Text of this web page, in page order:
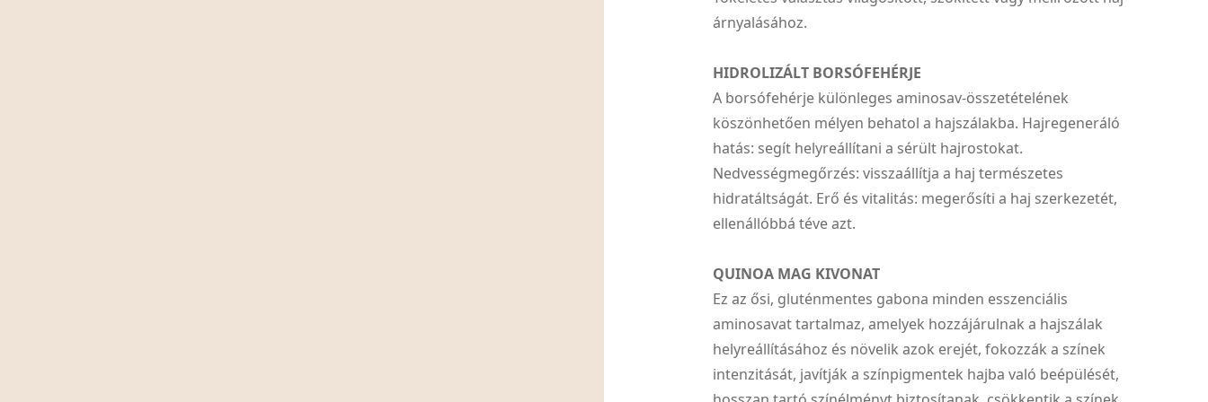
árnyalásához.
HIDROLIZÁLT BORSÓFEHÉRJE
A borsófehérje különleges aminosav-összetételének
köszönhetően mélyen behatol a hajszálakba. Hajregeneráló
hatás: segít helyreállítani a sérült hajrostokat.
Nedvességmegőrzés: visszaállítja a haj természetes
hidratáltságát. Erő és vitalitás: megerősíti a haj szerkezetét,
ellenállóbbá téve azt.
QUINOA MAG KIVONAT
Ez az ősi, gluténmentes gabona minden esszenciális
aminosavat tartalmaz, amelyek hozzájárulnak a hajszálak
helyreállításához és növelik azok erejét, fokozzák a színek
intenzitását, javítják a színpigmentek hajba való beépülését,